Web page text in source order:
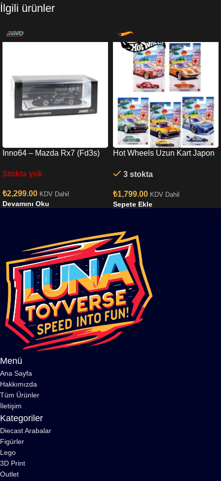
İlgili ürünler
Inno64 – Mazda Rx7 (Fd3s)
lbwk-rx7-01
Stokta yok
₺2,299.00 KDV Dahil
Devamını Oku
Hot Wheels Uzun Kart Japon
3 stokta
₺1,799.00 KDV Dahil
Sepete Ekle
Menü
Ana Sayfa
Hakkımızda
Tüm Ürünler
İletişim
Kategoriler
Diecast Arabalar
Figürler
Lego
3D Print
Outlet